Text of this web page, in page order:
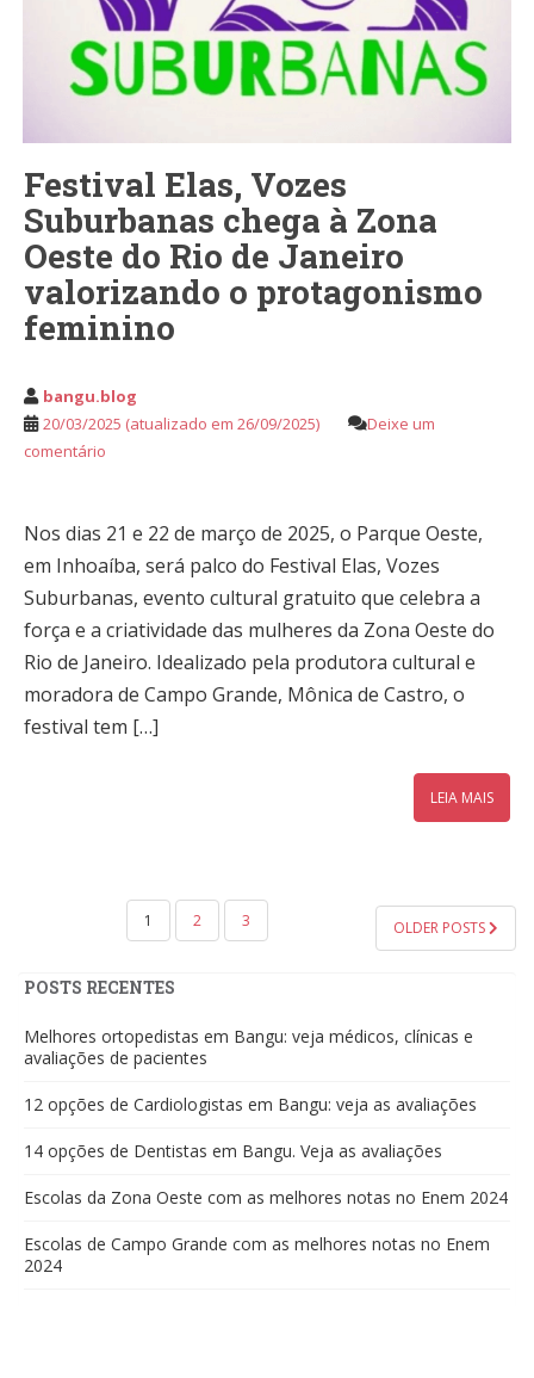
Festival Elas, Vozes
Suburbanas chega à Zona
Oeste do Rio de Janeiro
valorizando o protagonismo
feminino
bangu.blog
20/03/2025 (atualizado em 26/09/2025)
Deixe um
comentário
Nos dias 21 e 22 de março de 2025, o Parque Oeste,
em Inhoaíba, será palco do Festival Elas, Vozes
Suburbanas, evento cultural gratuito que celebra a
força e a criatividade das mulheres da Zona Oeste do
Rio de Janeiro. Idealizado pela produtora cultural e
moradora de Campo Grande, Mônica de Castro, o
festival tem […]
LEIA MAIS
PAGINAÇÃO
POSTS
1 2 3 OLDER POSTS
POSTS RECENTES
Melhores ortopedistas em Bangu: veja médicos, clínicas e
avaliações de pacientes
12 opções de Cardiologistas em Bangu: veja as avaliações
14 opções de Dentistas em Bangu. Veja as avaliações
Escolas da Zona Oeste com as melhores notas no Enem 2024
Escolas de Campo Grande com as melhores notas no Enem
2024